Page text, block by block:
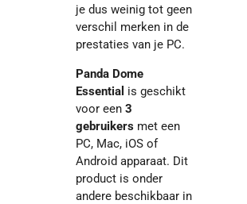
je dus weinig tot geen
verschil merken in de
prestaties van je PC.
Panda Dome
Essential is geschikt
voor een 3
gebruikers met een
PC, Mac, iOS of
Android apparaat. Dit
product is onder
andere beschikbaar in